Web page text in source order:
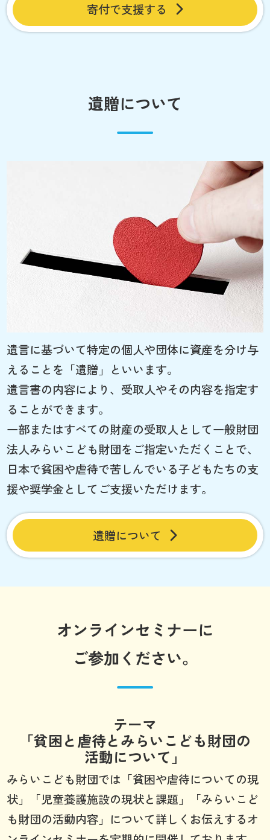
寄付で支援する
遺贈について
遺言に基づいて特定の個人や団体に資産を分け与
えることを「遺贈」といいます。
遺言書の内容により、受取人やその内容を指定す
ることができます。
一部またはすべての財産の受取人として一般財団
法人みらいこども財団をご指定いただくことで、
日本で貧困や虐待で苦しんでいる子どもたちの支
援や奨学金としてご支援いただけます。
遺贈について
オンラインセミナーに
ご参加ください。
テーマ
「貧困と虐待とみらいこども財団の
活動について」
みらいこども財団では「貧困や虐待についての現
状」「児童養護施設の現状と課題」「みらいこど
も財団の活動内容」について詳しくお伝えするオ